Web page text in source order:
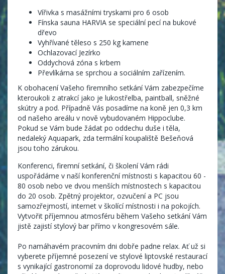
Vířivka s masážními tryskami pro 6 osob
Fínska sauna HARVIA se speciální pecí na bukové
dřevo
Vyhřívané těleso s 250 kg kamene
Ochlazovací Jezírko
Oddychová zóna s krbem
Převlíkárna se sprchou a sociálním zařízením.
K obohacení Vašeho firemního setkání Vám zabezpečíme
kteroukoli z atrakcí jako je lukostřelba, paintball, sněžné
skútry a pod. Případně Vás posadíme na koně jen 0,3 km
od našeho areálu v nově vybudovaném Hippoclube.
Pokud se Vám bude žádat po oddechu duše i těla,
nedaleký Aquapark, zda termální koupaliště Bešeňová
jsou toho zárukou.
Konferenci, firemní setkání, či školení Vám rádi
uspořádáme v naší konferenční místnosti s kapacitou 60 -
80 osob nebo ve dvou menších místnostech s kapacitou
do 20 osob. Zpětný projektor, ozvučení a PC jsou
samozřejmostí, internet v školící místnosti i na pokojích.
Vytvořit příjemnou atmosféru během Vašeho setkání Vám
jistě zajistí stylový bar přímo v kongresovém sále.
Po namáhavém pracovním dni dobře padne relax. Ať už si
vyberete příjemné posezení ve stylové liptovské restaurací
s vynikající gastronomií za doprovodu lidové hudby, nebo